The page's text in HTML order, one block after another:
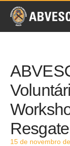
15 de novembro